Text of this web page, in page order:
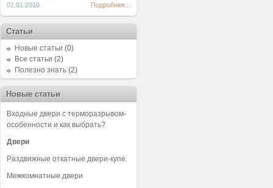
01.01.2010
Подробнее...
Статьи
Новые статьи (0)
Все статьи (2)
Полезно знать (2)
Новые статьи
Входные двери с терморазрывом-
особенности и как выбрать?
Двери
Раздвижные откатные двери-купе.
Межкомнатные двери